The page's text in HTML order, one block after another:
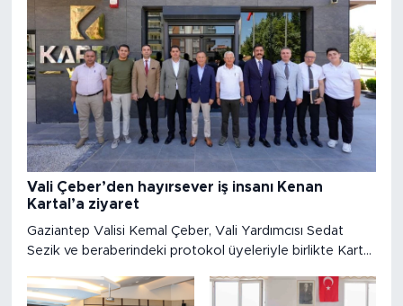
Vali Çeber’den hayırsever iş insanı Kenan
Kartal’a ziyaret
Gaziantep Valisi Kemal Çeber, Vali Yardımcısı Sedat
Sezik ve beraberindeki protokol üyeleriyle birlikte Kartal
etti.